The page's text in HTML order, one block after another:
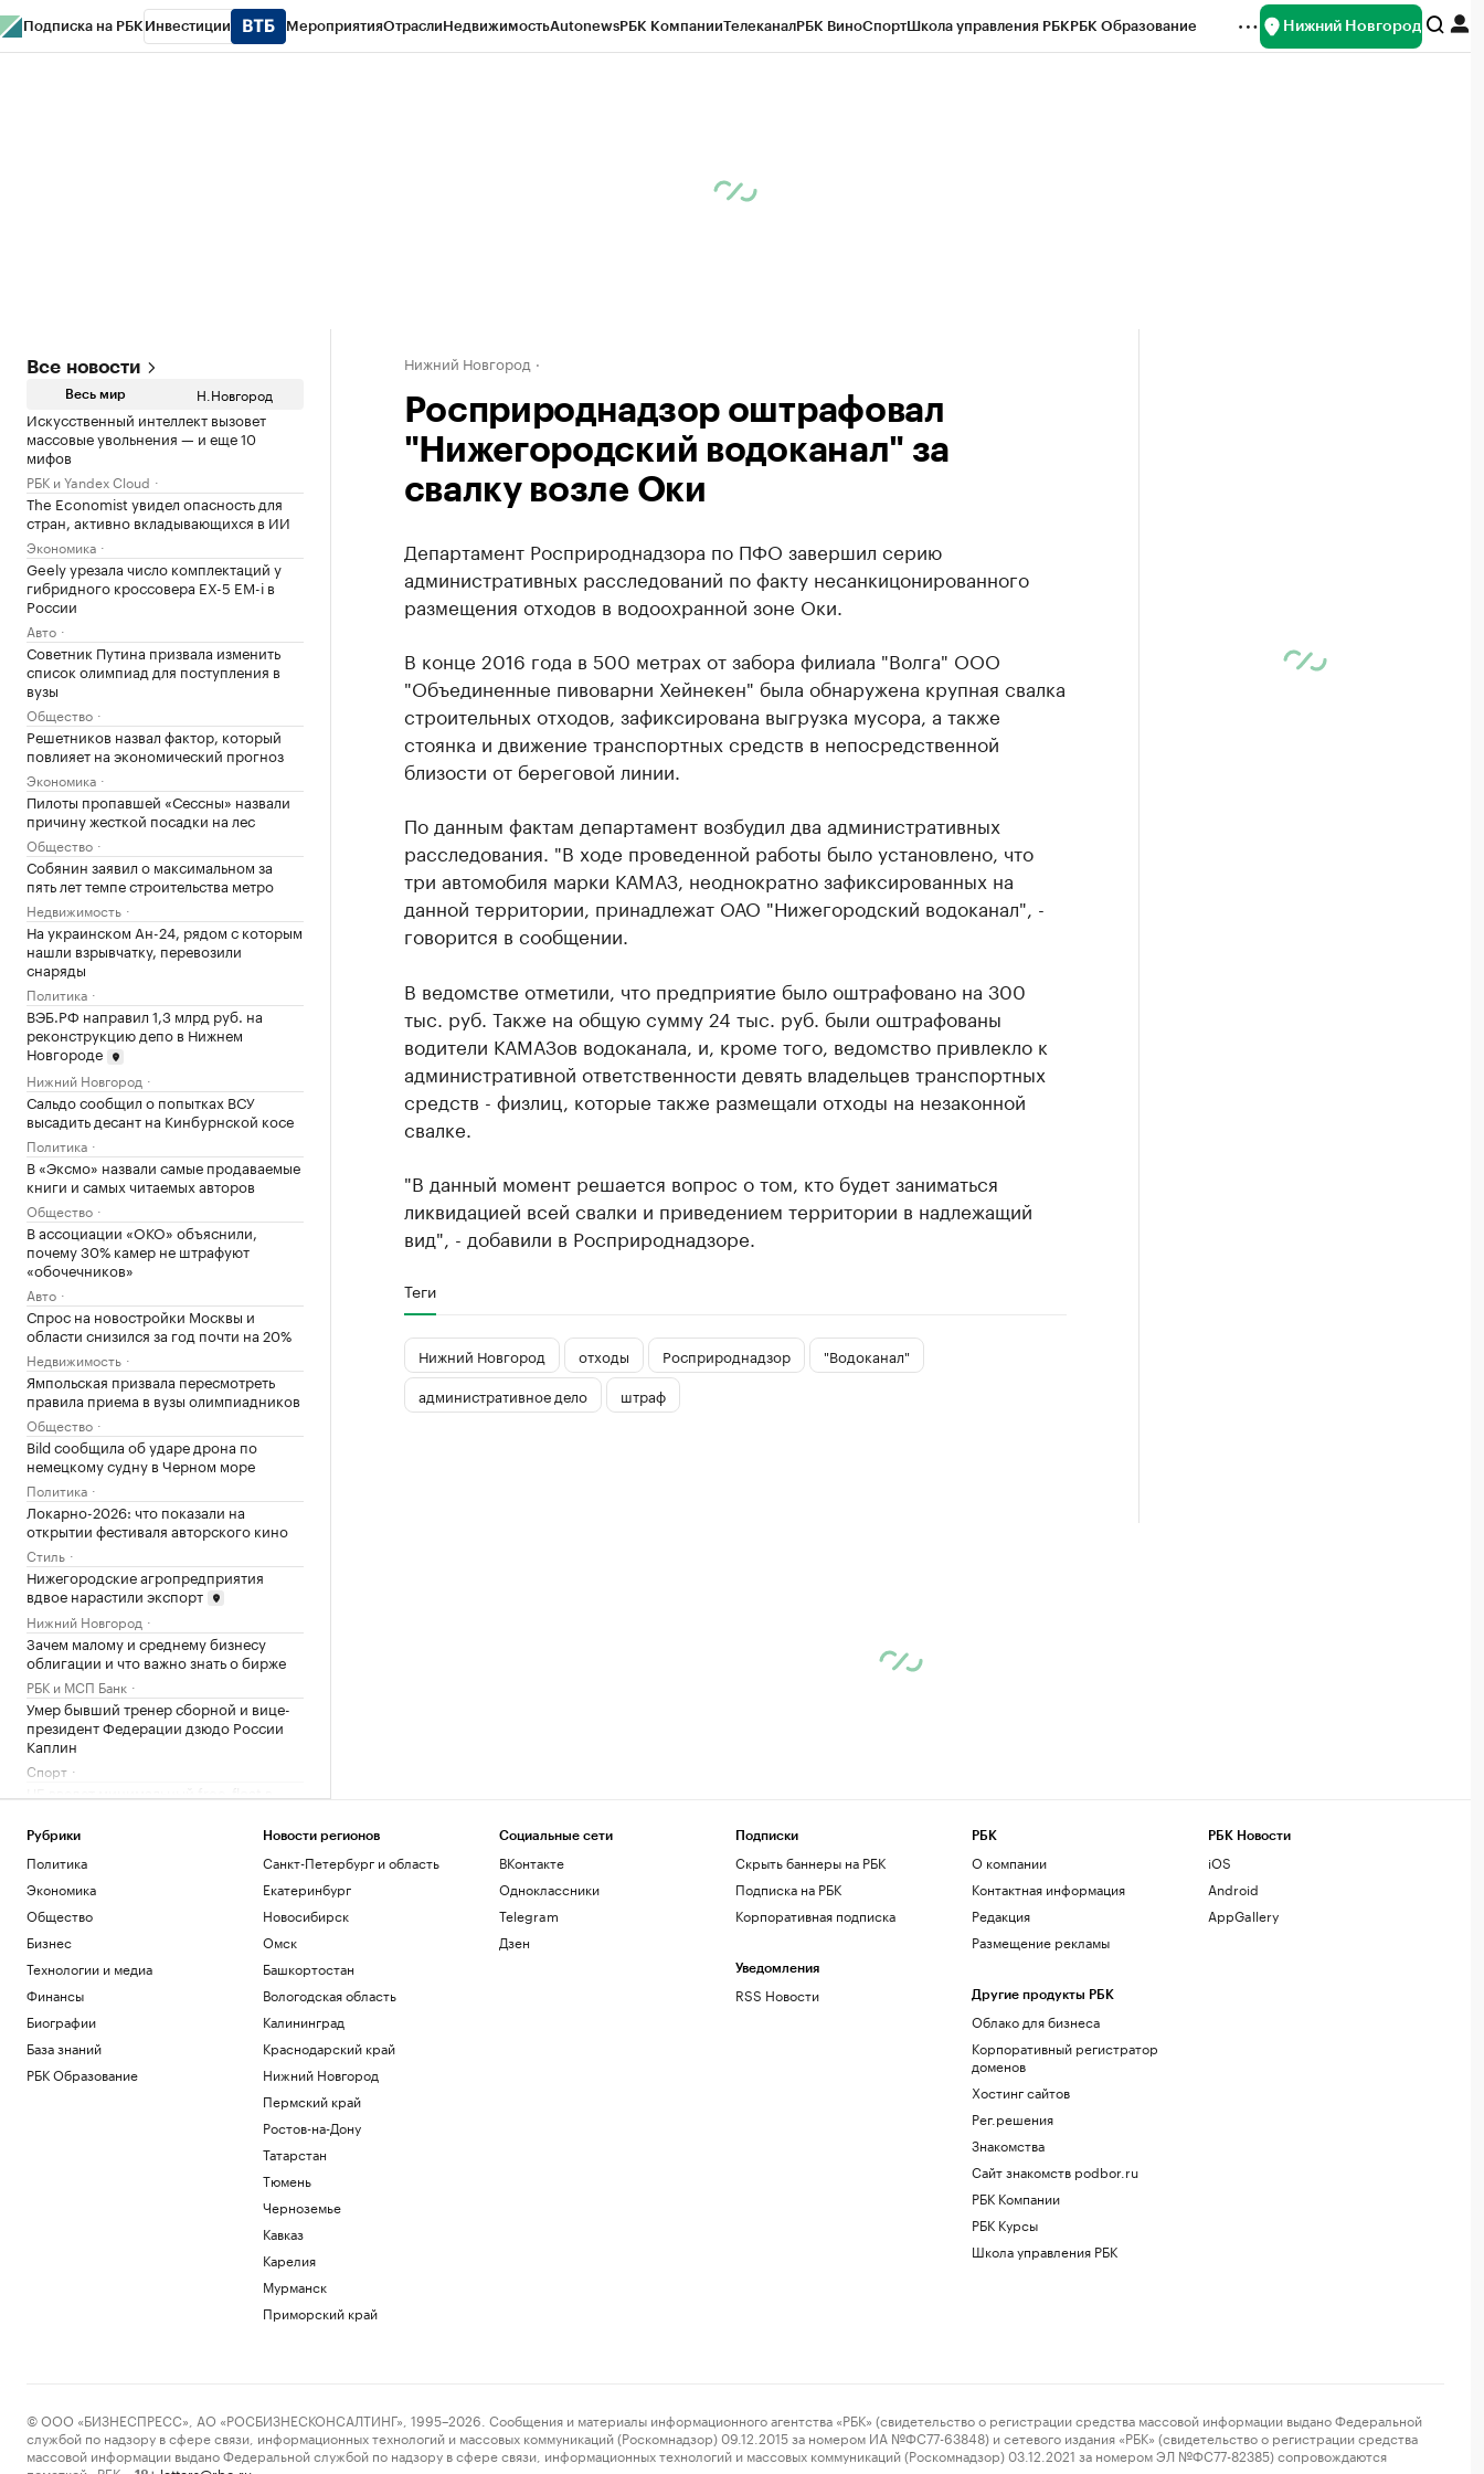
Подписка на РБК Инвестиции МероприятияОтраслиНедвижимостьAutonewsРБК КомпанииТелеканалРБК ВиноСпортШкола управления РБКРБК Образование Нижний Новгород
Все новости
Весь мир Н.Новгород
Искусственный интеллект вызовет
массовые увольнения — и еще 10
мифов
РБК и Yandex Cloud
The Economist увидел опасность для
стран, активно вкладывающихся в ИИ
Экономика
Geely урезала число комплектаций у
гибридного кроссовера EX-5 EM-i в
России
Авто
Советник Путина призвала изменить
список олимпиад для поступления в
вузы
Общество
Решетников назвал фактор, который
повлияет на экономический прогноз
Экономика
Пилоты пропавшей «Сессны» назвали
причину жесткой посадки на лес
Общество
Собянин заявил о максимальном за
пять лет темпе строительства метро
Недвижимость
На украинском Ан-24, рядом с которым
нашли взрывчатку, перевозили
снаряды
Политика
ВЭБ.РФ направил 1,3 млрд руб. на
реконструкцию депо в Нижнем
Новгороде
Нижний Новгород
Сальдо сообщил о попытках ВСУ
высадить десант на Кинбурнской косе
Политика
В «Эксмо» назвали самые продаваемые
книги и самых читаемых авторов
Общество
В ассоциации «ОКО» объяснили,
почему 30% камер не штрафуют
«обочечников»
Авто
Спрос на новостройки Москвы и
области снизился за год почти на 20%
Недвижимость
Ямпольская призвала пересмотреть
правила приема в вузы олимпиадников
Общество
Bild сообщила об ударе дрона по
немецкому судну в Черном море
Политика
Локарно-2026: что показали на
открытии фестиваля авторского кино
Стиль
Нижегородские агропредприятия
вдвое нарастили экспорт
Нижний Новгород
Зачем малому и среднему бизнесу
облигации и что важно знать о бирже
РБК и МСП Банк
Умер бывший тренер сборной и вице-
президент Федерации дзюдо России
Каплин
Спорт
акций
Инвестиции
Нижний Новгород
Росприроднадзор оштрафовал
"Нижегородский водоканал" за
свалку возле Оки
Департамент Росприроднадзора по ПФО завершил серию
административных расследований по факту несанкицонированного
размещения отходов в водоохранной зоне Оки.
В конце 2016 года в 500 метрах от забора филиала "Волга" ООО
"Объединенные пивоварни Хейнекен" была обнаружена крупная свалка
строительных отходов, зафиксирована выгрузка мусора, а также
стоянка и движение транспортных средств в непосредственной
близости от береговой линии.
По данным фактам департамент возбудил два административных
расследования. "В ходе проведенной работы было установлено, что
три автомобиля марки КАМАЗ, неоднократно зафиксированных на
данной территории, принадлежат ОАО "Нижегородский водоканал", -
говорится в сообщении.
В ведомстве отметили, что предприятие было оштрафовано на 300
тыс. руб. Также на общую сумму 24 тыс. руб. были оштрафованы
водители КАМАЗов водоканала, и, кроме того, ведомство привлекло к
административной ответственности девять владельцев транспортных
средств - физлиц, которые также размещали отходы на незаконной
свалке.
"В данный момент решается вопрос о том, кто будет заниматься
ликвидацией всей свалки и приведением территории в надлежащий
вид", - добавили в Росприроднадзоре.​
Теги
Нижний Новгород отходы Росприроднадзор
"Водоканал"
административное дело
штраф
Рубрики
Политика
Экономика
Общество
Бизнес
Технологии и медиа
Финансы
Биографии
База знаний
РБК Образование
Новости регионов
Санкт-Петербург и область
Екатеринбург
Новосибирск
Омск
Башкортостан
Вологодская область
Калининград
Краснодарский край
Нижний Новгород
Пермский край
Ростов-на-Дону
Татарстан
Тюмень
Черноземье
Кавказ
Карелия
Мурманск
Приморский край
Социальные сети
ВКонтакте
Одноклассники
Telegram
Дзен
Подписки
Скрыть баннеры на РБК
Подписка на РБК
Корпоративная подписка
Уведомления
RSS Новости
РБК
О компании
Контактная информация
Редакция
Размещение рекламы
Другие продукты РБК
Облако для бизнеса
Корпоративный регистратор
доменов
Хостинг сайтов
Рег.решения
Знакомства
Сайт знакомств podbor.ru
РБК Компании
РБК Курсы
Школа управления РБК
РБК Новости
iOS
Android
AppGallery
© ООО «БИЗНЕСПРЕСС», АО «РОСБИЗНЕСКОНСАЛТИНГ», 1995–2026. Сообщения и материалы информационного агентства «РБК» (свидетельство о регистрации средства массовой информации выдано Федеральной
службой по надзору в сфере связи, информационных технологий и массовых коммуникаций (Роскомнадзор) 09.12.2015 за номером ИА №ФС77-63848) и сетевого издания «РБК» (свидетельство о регистрации средства
массовой информации выдано Федеральной службой по надзору в сфере связи, информационных технологий и массовых коммуникаций (Роскомнадзор) 03.12.2021 за номером ЭЛ №ФС77-82385) сопровождаются